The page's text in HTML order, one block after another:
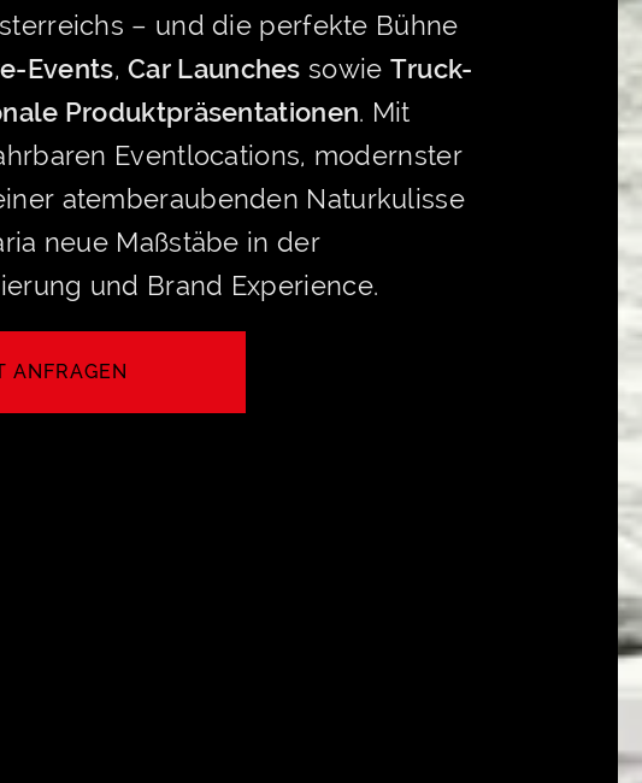
– und die perfekte Bühne
Events,Car Launches sowie Truck-
Produktpräsentationen. Mit
Eventlocations, modernster
atemberaubenden Naturkulisse
neue Maßstäbe in der
und Brand Experience.
ANFRAGEN